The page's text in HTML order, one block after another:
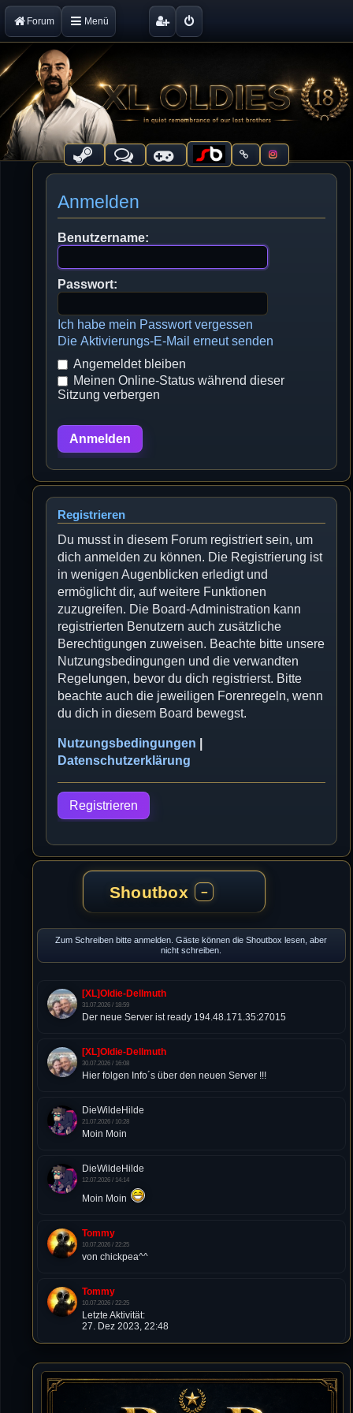
Forum Menü
Anmelden
Benutzername:
Passwort:
Ich habe mein Passwort vergessen
Die Aktivierungs-E-Mail erneut senden
Angemeldet bleiben
Meinen Online-Status während dieser
Sitzung verbergen
Registrieren
Du musst in diesem Forum registriert sein, um
dich anmelden zu können. Die Registrierung ist
in wenigen Augenblicken erledigt und
ermöglicht dir, auf weitere Funktionen
zuzugreifen. Die Board-Administration kann
registrierten Benutzern auch zusätzliche
Berechtigungen zuweisen. Beachte bitte unsere
Nutzungsbedingungen und die verwandten
Regelungen, bevor du dich registrierst. Bitte
beachte auch die jeweiligen Forenregeln, wenn
du dich in diesem Board bewegst.
Nutzungsbedingungen
Datenschutzerklärung
Registrieren
Shoutbox −
Zum Schreiben bitte anmelden. Gäste können die Shoutbox lesen, aber
nicht schreiben.
[XL]Oldie-Dellmuth
31.07.2026 / 18:59
Der neue Server ist ready 194.48.171.35:27015
[XL]Oldie-Dellmuth
30.07.2026 / 16:08
Hier folgen Info´s über den neuen Server !!!
DieWildeHilde
21.07.2026 / 10:28
Moin Moin
DieWildeHilde
12.07.2026 / 14:14
Moin Moin
Tommy
10.07.2026 / 22:25
von chickpea^^
Tommy
10.07.2026 / 22:25
Letzte Aktivität:
27. Dez 2023, 22:48
DieWildeHilde
10.07.2026 / 12:48
Happy Birthday Chickpea